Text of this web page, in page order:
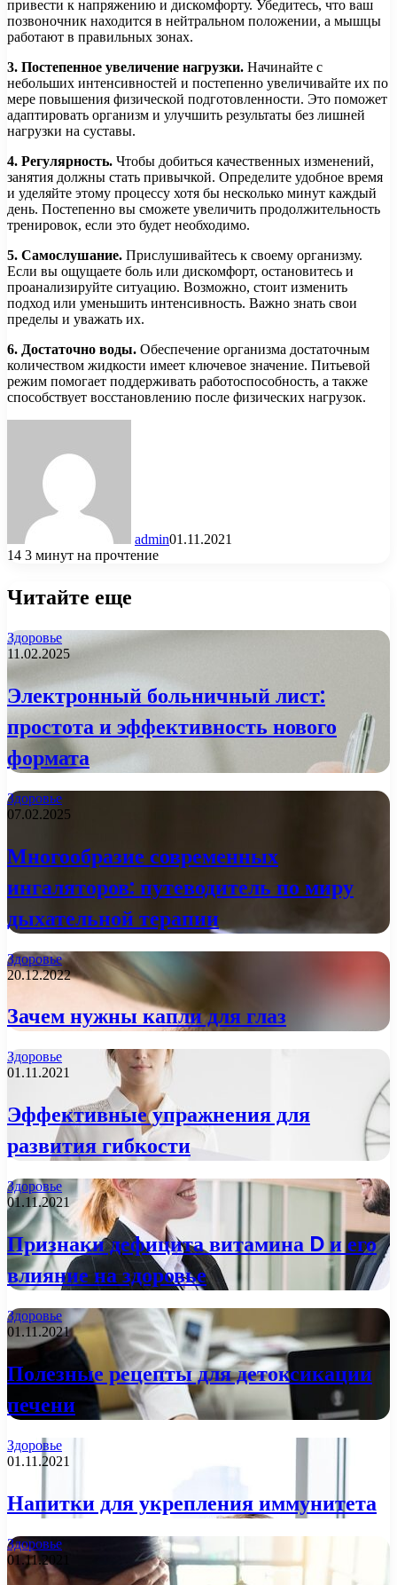
привести к напряжению и дискомфорту. Убедитесь, что ваш
позвоночник находится в нейтральном положении, а мышцы
работают в правильных зонах.
3. Постепенное увеличение нагрузки. Начинайте с
небольших интенсивностей и постепенно увеличивайте их по
мере повышения физической подготовленности. Это поможет
адаптировать организм и улучшить результаты без лишней
нагрузки на суставы.
4. Регулярность. Чтобы добиться качественных изменений,
занятия должны стать привычкой. Определите удобное время
и уделяйте этому процессу хотя бы несколько минут каждый
день. Постепенно вы сможете увеличить продолжительность
тренировок, если это будет необходимо.
5. Самослушание. Прислушивайтесь к своему организму.
Если вы ощущаете боль или дискомфорт, остановитесь и
проанализируйте ситуацию. Возможно, стоит изменить
подход или уменьшить интенсивность. Важно знать свои
пределы и уважать их.
6. Достаточно воды. Обеспечение организма достаточным
количеством жидкости имеет ключевое значение. Питьевой
режим помогает поддерживать работоспособность, а также
способствует восстановлению после физических нагрузок.
admin01.11.2021
14 3 минут на прочтение
Читайте еще
Здоровье
11.02.2025
Электронный больничный лист:
простота и эффективность нового
формата
Здоровье
07.02.2025
Многообразие современных
ингаляторов: путеводитель по миру
дыхательной терапии
Здоровье
20.12.2022
Зачем нужны капли для глаз
Здоровье
01.11.2021
Эффективные упражнения для
развития гибкости
Здоровье
01.11.2021
Признаки дефицита витамина D и его
влияние на здоровье
Здоровье
01.11.2021
Полезные рецепты для детоксикации
печени
Здоровье
01.11.2021
Напитки для укрепления иммунитета
Здоровье
01.11.2021